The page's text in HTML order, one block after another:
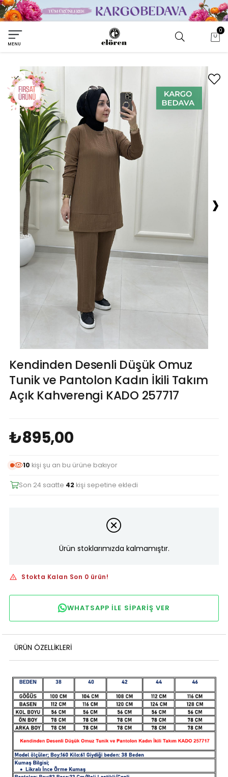
MENU
0
›
Kendinden Desenli Düşük Omuz
Tunik ve Pantolon Kadın İkili Takım
Açık Kahverengi KADO 257717
₺895,00
10 kişi şu an bu ürüne bakıyor
Son 24 saatte 42 kişi sepetine ekledi
Ürün stoklarımızda kalmamıştır.
Stokta Kalan Son 0 ürün!
WHATSAPP ILE SIPARIŞ VER
ÜRÜN ÖZELLIKLERI